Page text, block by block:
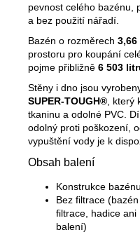
pevnost celého bazénu,
a bez použití nářadí.
Bazén o rozměrech 3,66
prostoru pro koupání
pojme přibližně 6 503
Stěny i dno jsou
SUPER‑TOUGH® ,
tkaninu a odolné PVC.
odolný proti poškození,
vypuštění vody je k
Obsah balení
Konstrukce
Bez filtrace
filtrace, hadice
balení)